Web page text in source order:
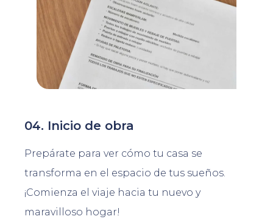
04. Inicio de obra
Prepárate para ver cómo tu casa se
transforma en el espacio de tus sueños.
¡Comienza el viaje hacia tu nuevo y
maravilloso hogar!